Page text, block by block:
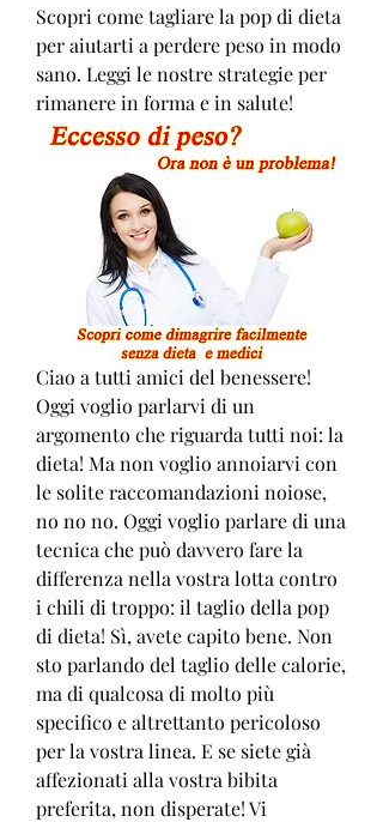
Scopri come tagliare la pop di dieta
per aiutarti a perdere peso in modo
sano. Leggi le nostre strategie per
rimanere in forma e in salute!
Ciao a tutti amici del benessere!
Oggi voglio parlarvi di un
argomento che riguarda tutti noi: la
dieta! Ma non voglio annoiarvi con
le solite raccomandazioni noiose,
no no no. Oggi voglio parlare di una
tecnica che può davvero fare la
differenza nella vostra lotta contro
i chili di troppo: il taglio della pop
di dieta! Sì, avete capito bene. Non
sto parlando del taglio delle calorie,
ma di qualcosa di molto più
specifico e altrettanto pericoloso
per la vostra linea. E se siete già
affezionati alla vostra bibita
preferita, non disperate! Vi